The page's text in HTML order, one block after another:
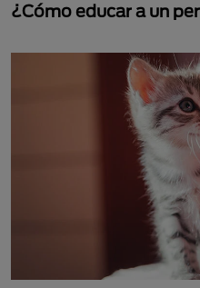
¿Cómo educar a un